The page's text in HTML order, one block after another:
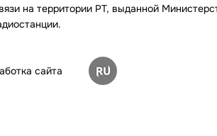
на территории РТ, выданной
сайта